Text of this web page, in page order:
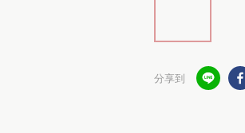
分享到